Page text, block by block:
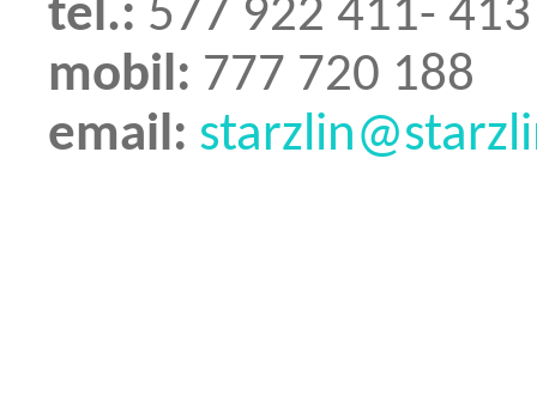
tel.: 577 922 411- 413
mobil: 777 720 188
email: